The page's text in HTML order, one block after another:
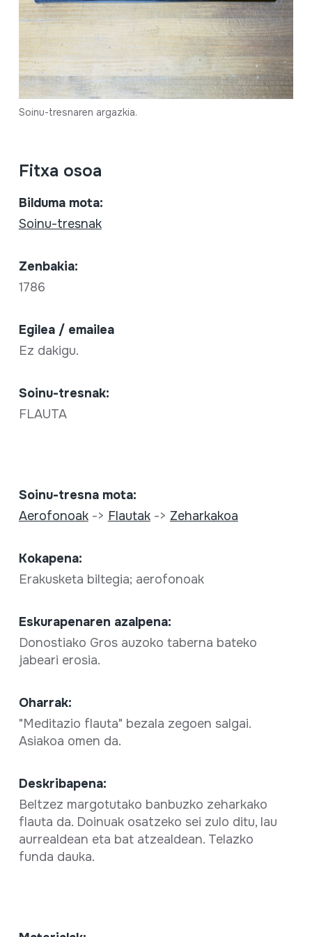
Soinu-tresnaren argazkia.
Fitxa osoa
Bilduma mota:
Soinu-tresnak
Zenbakia:
1786
Egilea / emailea
Ez dakigu.
Soinu-tresnak:
FLAUTA
Soinu-tresna mota:
Aerofonoak-> Flautak-> Zeharkakoa
Kokapena:
Erakusketa biltegia; aerofonoak
Eskurapenaren azalpena:
Donostiako Gros auzoko taberna bateko
jabeari erosia.
Oharrak:
"Meditazio flauta" bezala zegoen salgai.
Asiakoa omen da.
Deskribapena:
Beltzez margotutako banbuzko zeharkako
flauta da. Doinuak osatzeko sei zulo ditu, lau
aurrealdean eta bat atzealdean. Telazko
funda dauka.